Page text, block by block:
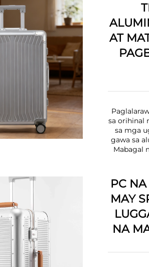
AT
sa orihinal
sa mga
gawa sa
Mabagal
PC
MAY
NA